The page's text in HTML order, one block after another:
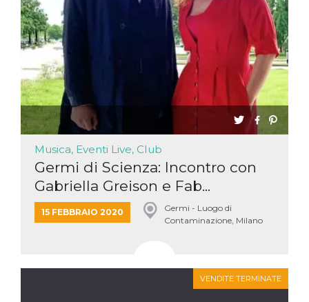
Musica, Eventi Live, Club
Germi di Scienza: Incontro con
Gabriella Greison e Fab...
15 FEBBRAIO 2020
Germi - Luogo di
Contaminazione, Milano
VENDITE TERMINATE